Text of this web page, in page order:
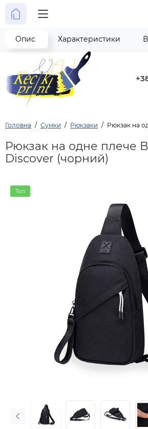
Головна Сумки Рюкзаки Рюкзак на
Рюкзак на одне плече
Discover (чорний)
Топ
Опис Характеристики